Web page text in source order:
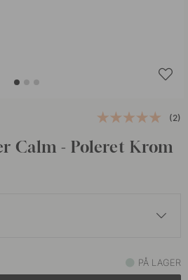
(2)
Calm - Poleret Krom
På lagerPÅ LAGER